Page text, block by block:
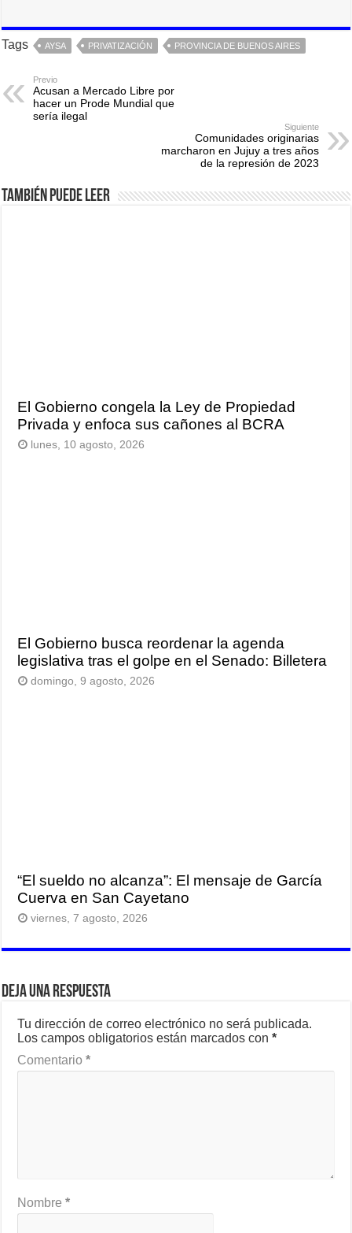
Tags AYSA PRIVATIZACIÓN PROVINCIA DE BUENOS AIRES
Previo
Acusan a Mercado Libre por
hacer un Prode Mundial que
sería ilegal
Siguiente
Comunidades originarias
marcharon en Jujuy a tres años
de la represión de 2023
También puede leer
El Gobierno congela la Ley de Propiedad
Privada y enfoca sus cañones al BCRA
lunes, 10 agosto, 2026
El Gobierno busca reordenar la agenda
legislativa tras el golpe en el Senado: Billetera
domingo, 9 agosto, 2026
“El sueldo no alcanza”: El mensaje de García
Cuerva en San Cayetano
viernes, 7 agosto, 2026
Deja una respuesta
Tu dirección de correo electrónico no será publicada.
Los campos obligatorios están marcados con*
Comentario*
Nombre*